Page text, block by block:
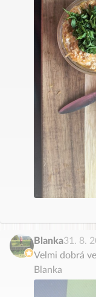
Blanka31. 8.
Velmi dobrá
Blanka